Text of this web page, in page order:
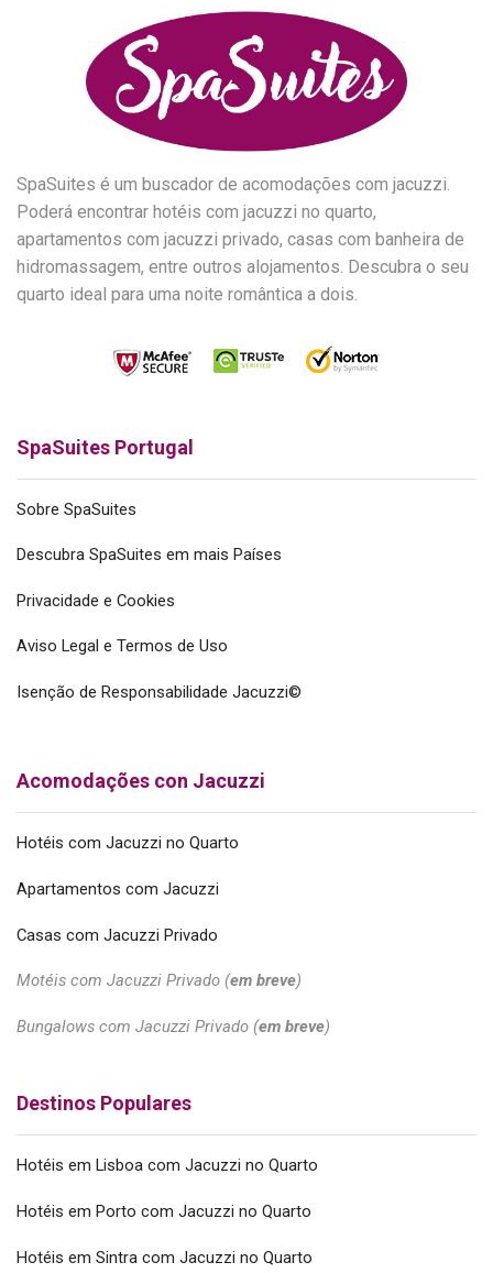
SpaSuites é um buscador de acomodações com jacuzzi.
Poderá encontrar hotéis com jacuzzi no quarto,
apartamentos com jacuzzi privado, casas com banheira de
hidromassagem, entre outros alojamentos. Descubra o seu
quarto ideal para uma noite romântica a dois.
SpaSuites Portugal
Sobre SpaSuites
Descubra SpaSuites em mais Países
Privacidade e Cookies
Aviso Legal e Termos de Uso
Isenção de Responsabilidade Jacuzzi©
Acomodações con Jacuzzi
Hotéis com Jacuzzi no Quarto
Apartamentos com Jacuzzi
Casas com Jacuzzi Privado
Motéis com Jacuzzi Privado (em breve)
Bungalows com Jacuzzi Privado (em breve)
Destinos Populares
Hotéis em Lisboa com Jacuzzi no Quarto
Hotéis em Porto com Jacuzzi no Quarto
Hotéis em Sintra com Jacuzzi no Quarto